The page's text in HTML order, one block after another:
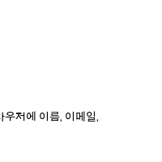
우저에 이름, 이메일,